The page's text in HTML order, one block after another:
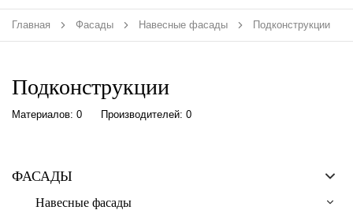
Главная Фасады Навесные фасады Подконструкции
Подконструкции
Материалов: 0 Производителей: 0
ФАСАДЫ
Навесные фасады